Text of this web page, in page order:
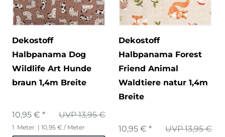
Dekostoff
Halbpanama Dog
Wildlife Art Hunde
braun 1,4m Breite
UVP 13,95 €
10,95 € *
1 Meter | 10,95 € / Meter
Dekostoff
Halbpanama Forest
Friend Animal
Waldtiere natur 1,4m
Breite
UVP 13,95 €
10,95 € *